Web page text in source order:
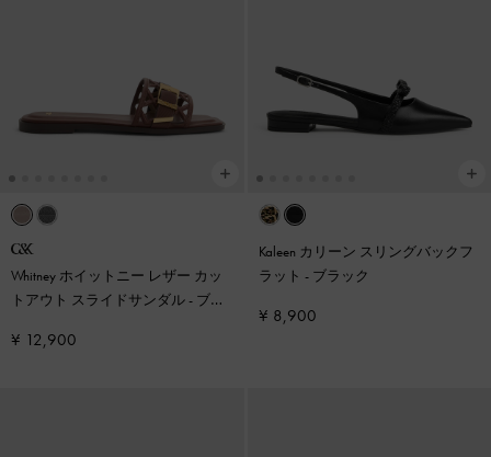
Whitney ホイットニー レザー カッ
トアウト スライドサンダル- ブラ
¥ 12,900
Kaleen カリーン スリングバックフ
ラット - ブラック
¥ 8,900